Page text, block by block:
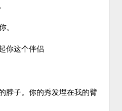
。
你这个伴侣
子。你的秀发埋在我的臂